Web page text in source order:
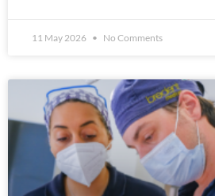
11 May 2026 No Comments